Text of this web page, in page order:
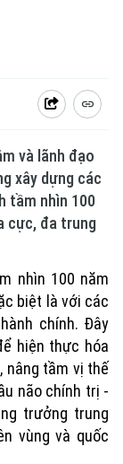
và lãnh đạo
xây dựng các
tầm nhìn 100
cực, đa trung
nhìn 100 năm
biệt là với các
chính. Đây
hiện thực hóa
nâng tầm vị thế
não chính trị -
trưởng trung
vùng và quốc